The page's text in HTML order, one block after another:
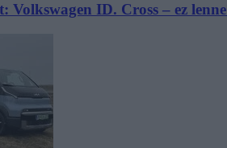
Volkswagen ID. Cross – ez